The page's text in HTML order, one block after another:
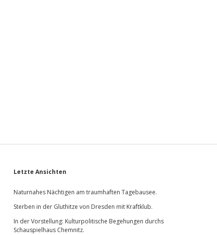
Sidebar
Letzte Ansichten
Naturnahes Nächtigen am traumhaften Tagebausee.
Sterben in der Gluthitze von Dresden mit Kraftklub.
In der Vorstellung: Kulturpolitische Begehungen durchs
Schauspielhaus Chemnitz.